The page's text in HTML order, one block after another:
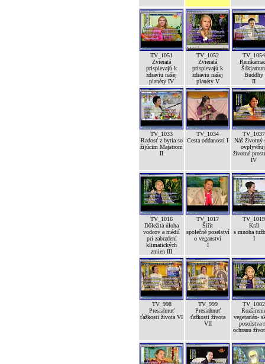
TV_1051
Zvieratá
prispievajú k
zdraviu našej
planéty IV
TV_1052
Zvieratá
prispievajú k
zdraviu našej
planéty V
TV_1054
Buddhy
II
TV_1033
Radosť z bytia so
žijúcim Majstrom
II
TV_1034
Cesta oddanosti I
TV_1037
Náš životný
životné
IV
TV_1016
Dôležitá úloha
vodcov a médií
pri zabrzdení
klimatických
zmien III
TV_1017
Šířit
společně poselství
o veganství
I
TV_1019
Král
s mnoha
I
TV_998
Presiahnuť
ťažkosti života VI
TV_999
Presiahnuť
ťažkosti života
VII
TV_1002
vegetarián-
posolstva
ochranu